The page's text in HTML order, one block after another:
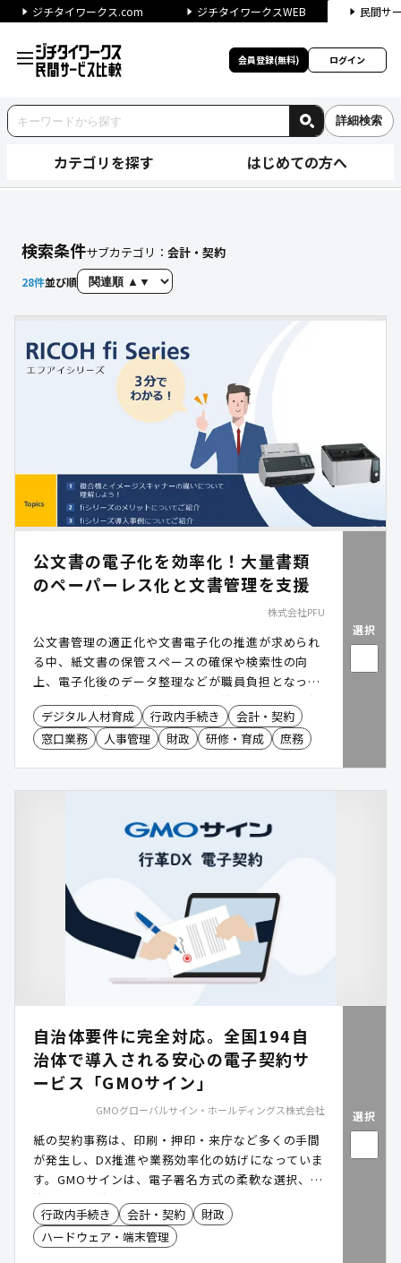
ジチタイワークス.com ジチタイワークスWEB 民間サ
会員登録(無料) ログイン
詳細検索
カテゴリを探す はじめての方へ
検索条件サブカテゴリ： 会計・契約
28件並び順
公文書の電子化を効率化！大量書類
のペーパーレス化と文書管理を支援
株式会社PFU
公文書管理の適正化や文書電子化の推進が求められ
る中、紙文書の保管スペースの確保や検索性の向
上、電子化後のデータ整理などが職員負担となって
いるケースがあります。特に、契約書や申請書、各
種帳票などを大量に取り扱う業務では、スキャン作
業やファイル管理に多くの工数を要する傾向があり
ーパーレス化・自治体DXの推進を支援します。
デジタル人材育成 行政内手続き
会計・契約
窓口業務
人事管理 財政 研修・育成 庶務
選択
自治体要件に完全対応。全国194自
治体で導入される安心の電子契約サ
ービス「GMOサイン」
GMOグローバルサイン・ホールディングス株式会社
紙の契約事務は、印刷・押印・来庁など多くの手間
が発生し、DX推進や業務効率化の妨げになっていま
す。GMOサインは、電子署名方式の柔軟な選択、自
治体要件を満たす高いセキュリティ、事業者まで含
めた手厚いサポートにより、契約業務の負担を大幅
に軽減します。庁内の契約事務を安全かつ効率的に
行政内手続き 会計・契約
財政
ハードウェア・端末管理
選択